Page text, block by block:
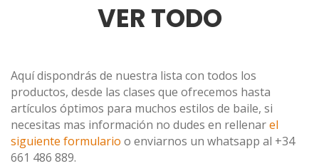
VER TODO
Aquí dispondrás de nuestra lista con todos los
productos, desde las clases que ofrecemos hasta
artículos óptimos para muchos estilos de baile, si
necesitas mas información no dudes en rellenarel
siguiente formulario o enviarnos un whatsapp al +34
661 486 889.